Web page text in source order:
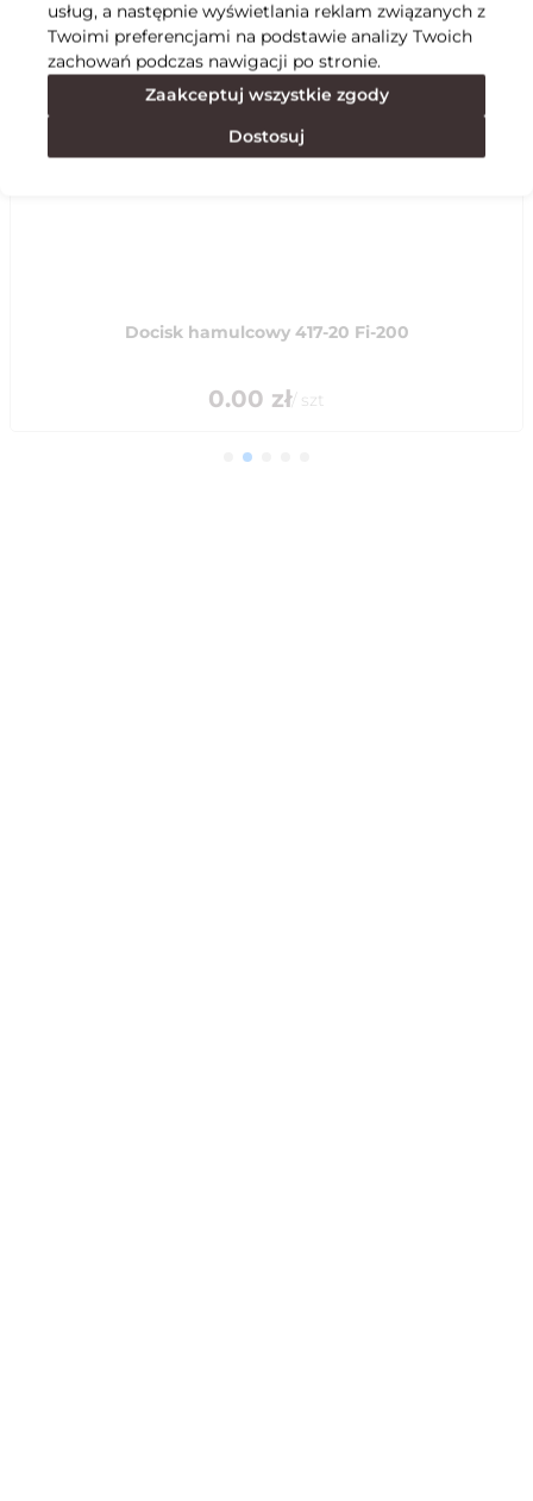
Polecane
Docisk hamulcowy 417-20 Fi-200
0.00 zł/ szt
usług, a następnie wyświetlania reklam związanych z
Twoimi preferencjami na podstawie analizy Twoich
zachowań podczas nawigacji po stronie.
Zaakceptuj wszystkie zgody
Dostosuj